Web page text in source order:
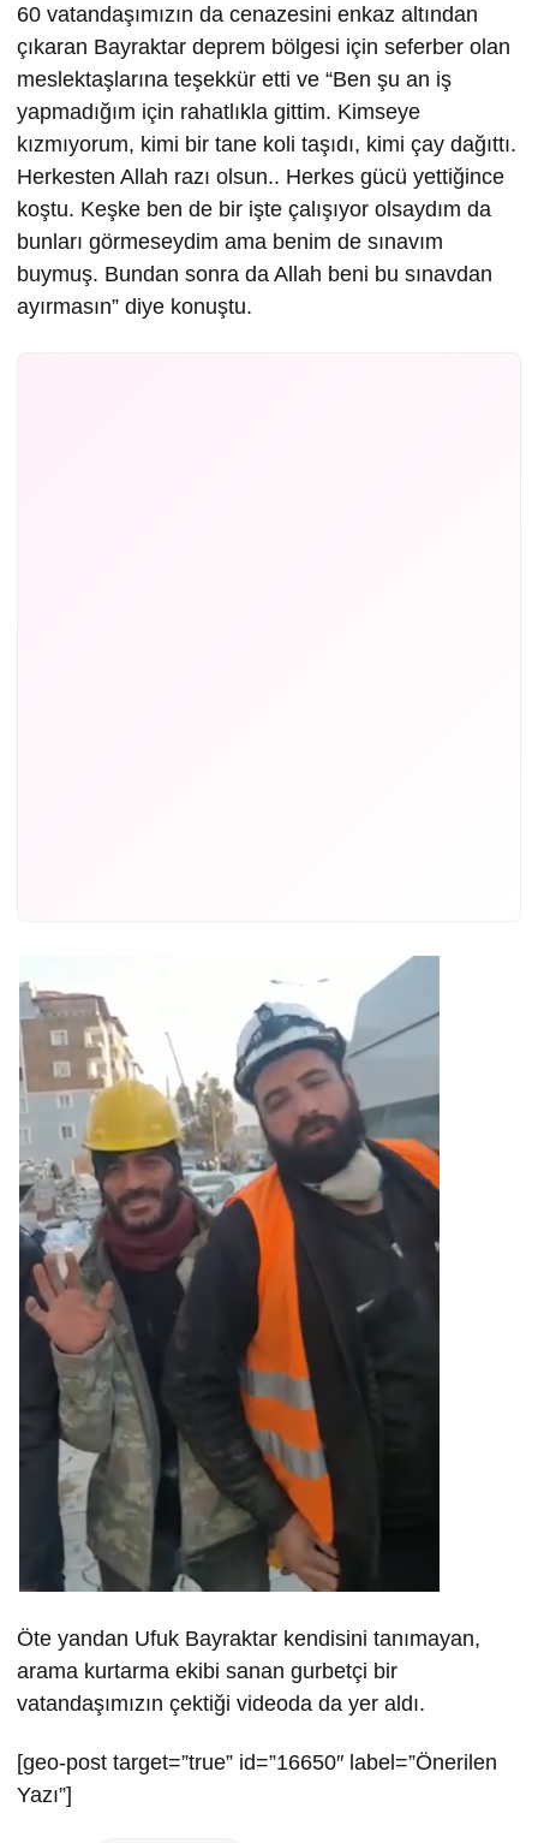
60 vatandaşımızın da cenazesini enkaz altından
çıkaran Bayraktar deprem bölgesi için seferber olan
meslektaşlarına teşekkür etti ve “Ben şu an iş
yapmadığım için rahatlıkla gittim. Kimseye
kızmıyorum, kimi bir tane koli taşıdı, kimi çay dağıttı.
Herkesten Allah razı olsun.. Herkes gücü yettiğince
koştu. Keşke ben de bir işte çalışıyor olsaydım da
bunları görmeseydim ama benim de sınavım
buymuş. Bundan sonra da Allah beni bu sınavdan
ayırmasın” diye konuştu.
Öte yandan Ufuk Bayraktar kendisini tanımayan,
arama kurtarma ekibi sanan gurbetçi bir
vatandaşımızın çektiği videoda da yer aldı.
[geo-post target=”true” id=”16650″ label=”Önerilen
Yazı”]